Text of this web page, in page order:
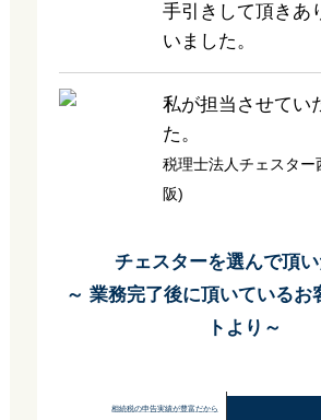
手引きして頂きあ
いました。
私が担当させてい
た。
税理士法人チェスター
阪)
チェスターを選んで頂
～ 業務完了後に頂いているお
トより～
相続税の申告実績が豊富だから